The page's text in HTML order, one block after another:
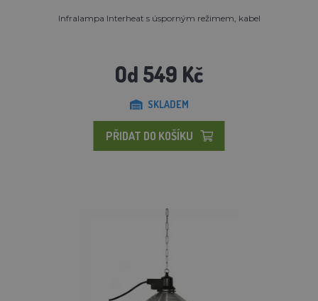
Infralampa Interheat s úsporným režimem, kabel
Od 549 Kč
SKLADEM
PŘIDAT DO KOŠÍKU